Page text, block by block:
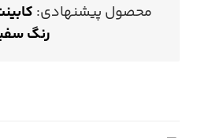
محصول پیشنهادی:
رنگ